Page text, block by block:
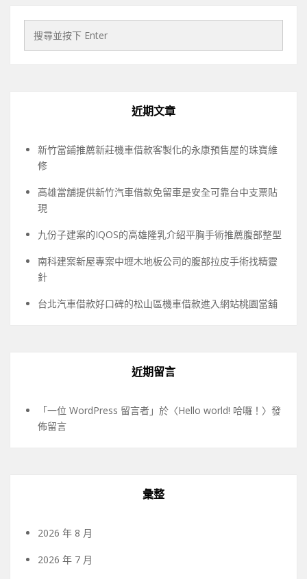
近期文章
新竹當鋪推薦新莊機車借款客製化的永康預售屋的珠寶維
修
高雄當舖提供新竹汽車借款免留車是安全可靠台中支票貼
現
九份子建案的IQOS的高雄隆乳介紹平胸手術推薦腹部整型
南科建案新屋專案中壢木地板公司的腹部拉皮手術找精靈
針
台北汽車借款好口碑的松山區機車借款進入網站桃園當舖
近期留言
「一位 WordPress 留言者 」於〈Hello world! 哈囉！ 〉發
佈留言
彙整
2026 年 8 月
2026 年 7 月